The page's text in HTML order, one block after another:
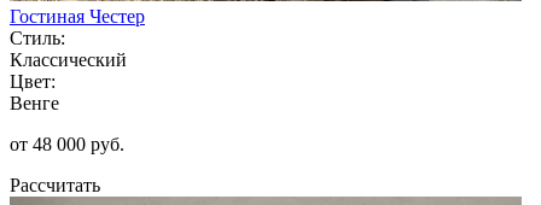
Гостиная Честер
Стиль:
Классический
Цвет:
Венге
от 48 000 руб.
Рассчитать